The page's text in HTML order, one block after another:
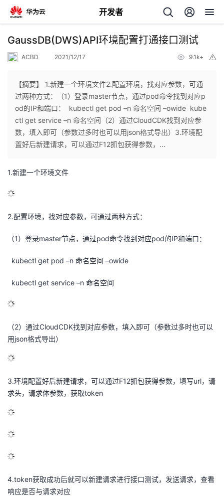
开发者
返
个
人
主
页
我
的
开
发
者
我
客
论
的
子
我
直
的
我
我
的
开
发
者
我
藏
我
的
Programs
我
的
支
的
术
我
云
GaussDB(DWS)API环境配置打通接口测试
ACBD 2021/12/17 9.1k+
【摘要】 1.新建一个环境文件2.配置环境，找对应参数，可通
过两种方式：（1）登录master节点，通过pod命令找到对应p
od的IP和端口： kubectl get pod –n 命名空间 –owide kube
ctl get service –n 命名空间（2）通过CloudCDK找到对应参
数，填入即可（参数过多时也可以用json格式导出）3.环境配
置好后新建请求，可以通过F12抓包获得参数，...
1.新建一个环境文件
2.配置环境，找对应参数，可通过两种方式：
（1）登录master节点，通过pod命令找到对应pod的IP和端口：
kubectl get pod –n 命名空间 –owide
kubectl get service –n 命名空间
（2）通过CloudCDK找到对应参数，填入即可（参数过多时也可以
用json格式导出）
3.环境配置好后新建请求，可以通过F12抓包获得参数，填写url，请
求头，请求体参数，获取token
4.token获取成功后就可以新建请求进行接口测试，发送请求，查看
响应是否与请求对应